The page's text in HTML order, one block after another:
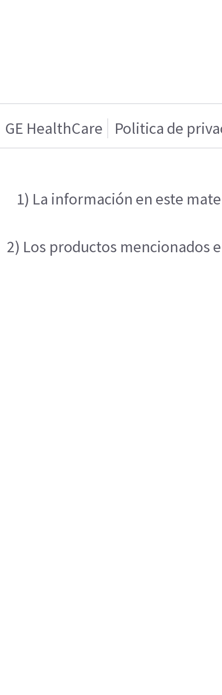
GE HealthCare Politica de
1) La información en este
2) Los productos mencionados